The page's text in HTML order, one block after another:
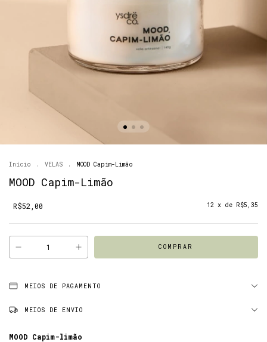
Início . VELAS . MOOD Capim-Limão
MOOD Capim-Limão
R$52,00 12 x de R$5,35
MEIOS DE PAGAMENTO
MEIOS DE ENVIO
MOOD Capim-limão